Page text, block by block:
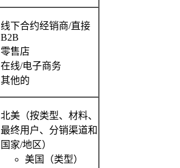
线下合约经销商/直接
B2B
零售店
在线/电子商务
其他的
北美（按类型、材料、
最终用户、分销渠道和
国家/地区）
美国（类型）